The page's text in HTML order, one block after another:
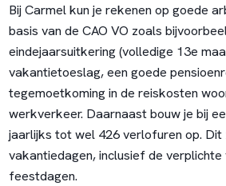
Bij Carmel kun je rekenen op goede
basis van de CAO VO zoals
eindejaarsuitkering (volledige 13e
vakantietoeslag, een goede
tegemoetkoming in de reiskosten
werkverkeer. Daarnaast bouw je bij
jaarlijks tot wel 426 verlofuren op. Dit
vakantiedagen, inclusief de verplichte
feestdagen.